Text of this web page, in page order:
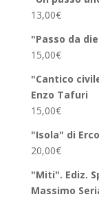
13,00€
"Passo da
15,00€
"Cantico
Enzo Tafuri
15,00€
"Isola" di
20,00€
"Miti". Ediz.
Massimo